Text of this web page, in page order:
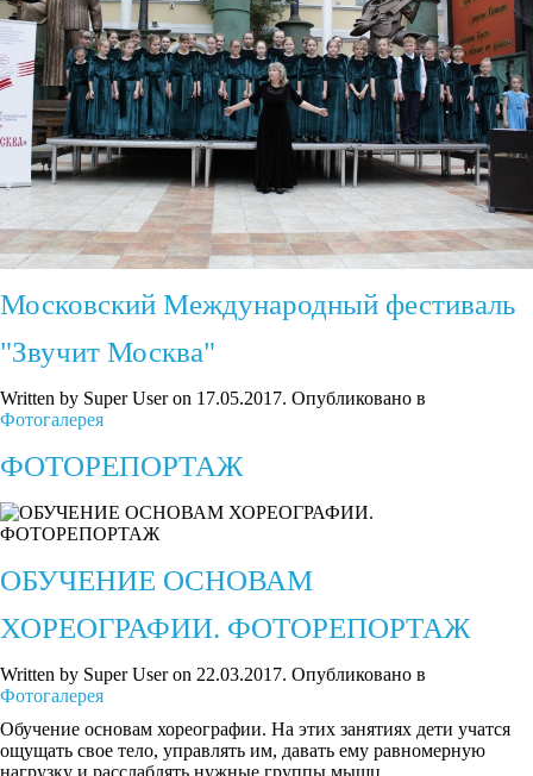
Московский Международный фестиваль
"Звучит Москва"
Written by Super User on 17.05.2017. Опубликовано в
Фотогалерея
ФОТОРЕПОРТАЖ
ОБУЧЕНИЕ ОСНОВАМ
ХОРЕОГРАФИИ. ФОТОРЕПОРТАЖ
Written by Super User on 22.03.2017. Опубликовано в
Фотогалерея
Обучение основам хореографии. На этих занятиях дети учатся
ощущать свое тело, управлять им, давать ему равномерную